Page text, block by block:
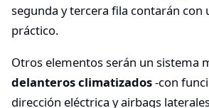
segunda y tercera fila contarán con
práctico.
Otros elementos serán un sistema
delanteros climatizados-con
dirección eléctrica y airbags